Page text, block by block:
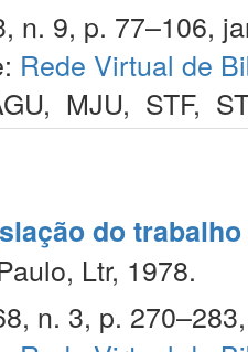
n. 9, p. 77–106,
Rede Virtual de
, MJU, STF,
do trabalho
Ltr, 1978.
n. 3, p.